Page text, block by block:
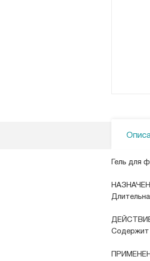
Гель для
Содержит